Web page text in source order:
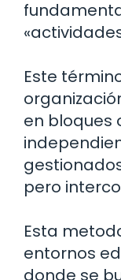
Este
en bloques
pero
Esta
entornos
donde se